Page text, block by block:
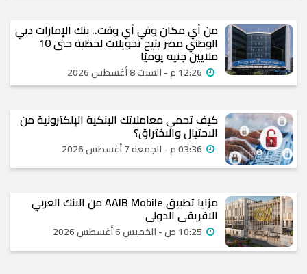
من أي مكان وفي أي وقت.. بنك الإمارات دبي
الوطني مصر يتيح تحويلات لحظية حتى 10
ملايين جنيه يوميًا
كيف تحمي معاملاتك البنكية الإلكترونية من
الاحتيال والاختراق؟
مزايا تطبيق AAIB Mobile من البنك العربي
الافريقي الدولي